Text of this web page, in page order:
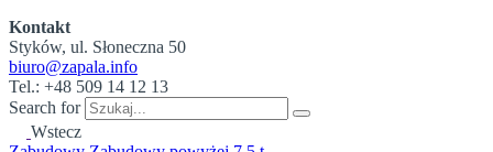
Kontakt
Styków, ul. Słoneczna 50
biuro@zapala.info
Tel.: +48 509 14 12 13
Search for
Wstecz